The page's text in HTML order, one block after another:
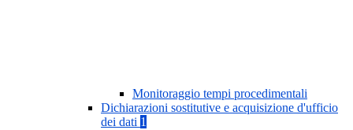
Monitoraggio tempi procedimentali
Dichiarazioni sostitutive e acquisizione d'ufficio
dei dati 1